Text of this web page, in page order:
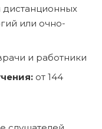
или очно-
и работники
от 144